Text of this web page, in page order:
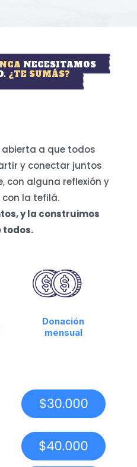
NECESITAMOS
¿TE SUMÁS?
a que todos
y conectar juntos
con alguna reflexión y
la tefilá.
y la construimos
todos.
Donación
mensual